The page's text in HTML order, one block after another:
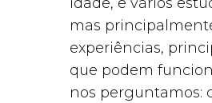
mas
experiências,
que podem
nos perguntamos: